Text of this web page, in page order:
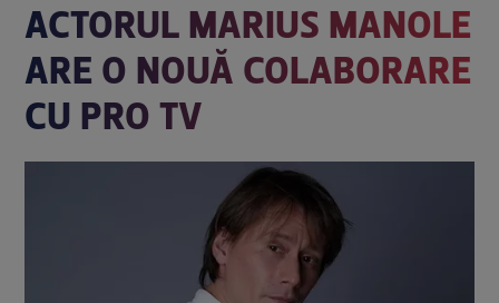
ACTORUL MARIUS MANOLE
ARE O NOUĂ COLABORARE
CU PRO TV